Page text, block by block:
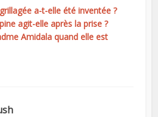
a-t-elle été inventée ?
agit-elle après la prise ?
Amidala quand elle est